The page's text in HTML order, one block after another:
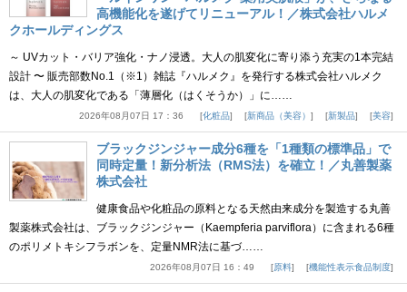
高機能化を遂げてリニューアル！／株式会社ハルメ
クホールディングス
～ UVカット・バリア強化・ナノ浸透。大人の肌変化に寄り添う充実の1本完結
設計 〜 販売部数No.1（※1）雑誌『ハルメク』を発行する株式会社ハルメク
は、大人の肌変化である「薄層化（はくそうか）」に……
2026年08月07日 17：36 化粧品 新商品（美容） 新製品 美容
ブラックジンジャー成分6種を「1種類の標準品」で
同時定量！新分析法（RMS法）を確立！／丸善製薬
株式会社
健康食品や化粧品の原料となる天然由来成分を製造する丸善
製薬株式会社は、ブラックジンジャー（Kaempferia parviflora）に含まれる6種
のポリメトキシフラボンを、定量NMR法に基づ……
2026年08月07日 16：49 原料 機能性表示食品制度